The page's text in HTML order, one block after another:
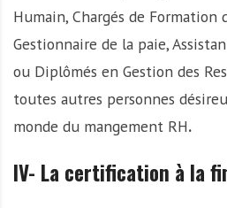
Humain, Chargés de Formation
Gestionnaire de la paie,
ou Diplômés en Gestion des
toutes autres personnes
monde du mangement RH.
IV- La certification à la